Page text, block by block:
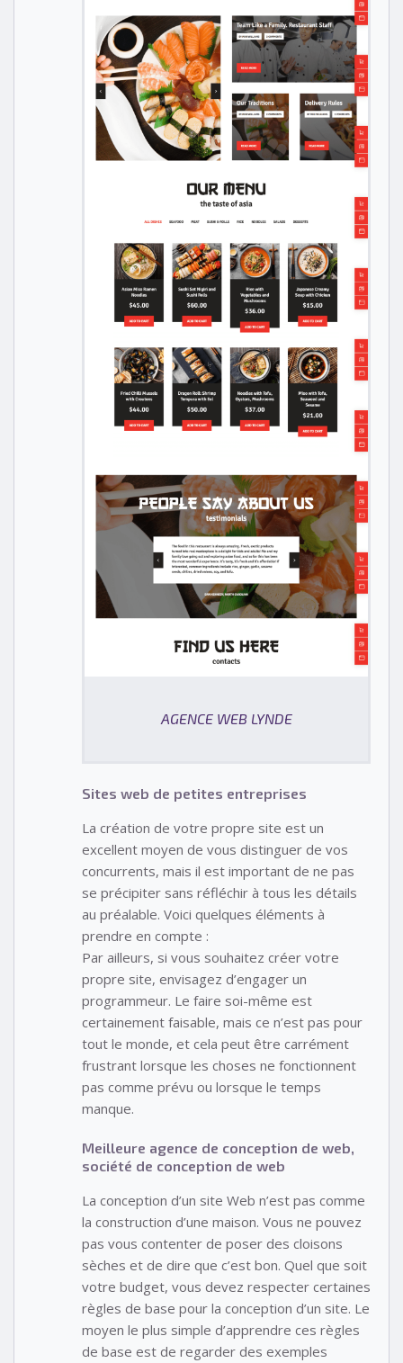
AGENCE WEB LYNDE
Sites web de petites entreprises
La création de votre propre site est un
excellent moyen de vous distinguer de vos
concurrents, mais il est important de ne pas
se précipiter sans réfléchir à tous les détails
au préalable. Voici quelques éléments à
prendre en compte :
Par ailleurs, si vous souhaitez créer votre
propre site, envisagez d’engager un
programmeur. Le faire soi-même est
certainement faisable, mais ce n’est pas pour
tout le monde, et cela peut être carrément
frustrant lorsque les choses ne fonctionnent
pas comme prévu ou lorsque le temps
manque.
Meilleure agence de conception de web,
société de conception de web
La conception d’un site Web n’est pas comme
la construction d’une maison. Vous ne pouvez
pas vous contenter de poser des cloisons
sèches et de dire que c’est bon. Quel que soit
votre budget, vous devez respecter certaines
règles de base pour la conception d’un site. Le
moyen le plus simple d’apprendre ces règles
de base est de regarder des exemples